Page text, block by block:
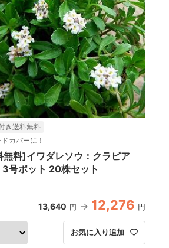
き送料無料
カバーに！
無料]イワダレソウ：クラピア
ポット 20株セット
13,640 円 12,276 円
お気に入り追加